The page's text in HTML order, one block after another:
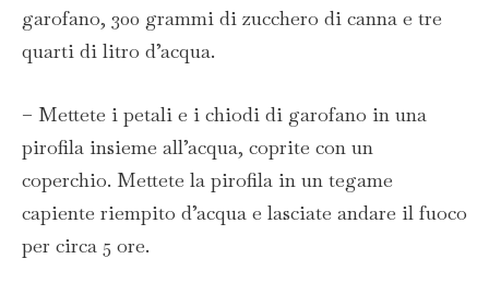
garofano, 300 grammi di zucchero di canna e tre
quarti di litro d’acqua.
– Mettete i petali e i chiodi di garofano in una
pirofila insieme all’acqua, coprite con un
coperchio. Mettete la pirofila in un tegame
capiente riempito d’acqua e lasciate andare il fuoco
per circa 5 ore.